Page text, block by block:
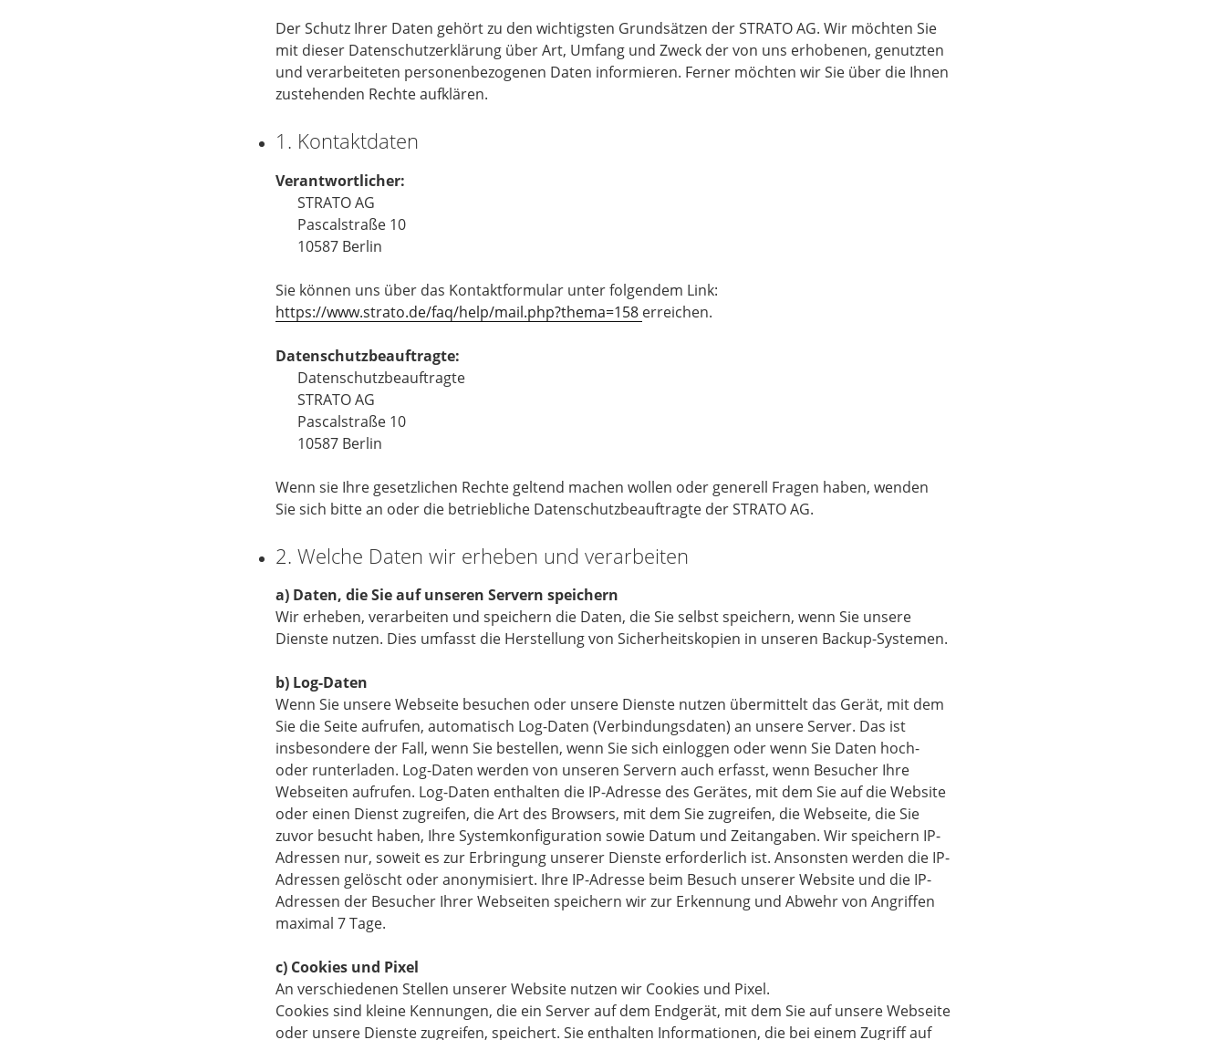
Der Schutz Ihrer Daten gehört zu den wichtigsten Grundsätzen der STRATO AG. Wir möchten Sie
mit dieser Datenschutzerklärung über Art, Umfang und Zweck der von uns erhobenen, genutzten
und verarbeiteten personenbezogenen Daten informieren. Ferner möchten wir Sie über die Ihnen
zustehenden Rechte aufklären.
1. Kontaktdaten
Verantwortlicher:
STRATO AG
Pascalstraße 10
10587 Berlin
Sie können uns über das Kontaktformular unter folgendem Link:
https://www.strato.de/faq/help/mail.php?thema=158 erreichen.
Datenschutzbeauftragte:
Datenschutzbeauftragte
STRATO AG
Pascalstraße 10
10587 Berlin
Wenn sie Ihre gesetzlichen Rechte geltend machen wollen oder generell Fragen haben, wenden
Sie sich bitte an oder die betriebliche Datenschutzbeauftragte der STRATO AG.
2. Welche Daten wir erheben und verarbeiten
a) Daten, die Sie auf unseren Servern speichern
Wir erheben, verarbeiten und speichern die Daten, die Sie selbst speichern, wenn Sie unsere
Dienste nutzen. Dies umfasst die Herstellung von Sicherheitskopien in unseren Backup-Systemen.
b) Log-Daten
Wenn Sie unsere Webseite besuchen oder unsere Dienste nutzen übermittelt das Gerät, mit dem
Sie die Seite aufrufen, automatisch Log-Daten (Verbindungsdaten) an unsere Server. Das ist
insbesondere der Fall, wenn Sie bestellen, wenn Sie sich einloggen oder wenn Sie Daten hoch-
oder runterladen. Log-Daten werden von unseren Servern auch erfasst, wenn Besucher Ihre
Webseiten aufrufen. Log-Daten enthalten die IP-Adresse des Gerätes, mit dem Sie auf die Website
oder einen Dienst zugreifen, die Art des Browsers, mit dem Sie zugreifen, die Webseite, die Sie
zuvor besucht haben, Ihre Systemkonfiguration sowie Datum und Zeitangaben. Wir speichern IP-
Adressen nur, soweit es zur Erbringung unserer Dienste erforderlich ist. Ansonsten werden die IP-
Adressen gelöscht oder anonymisiert. Ihre IP-Adresse beim Besuch unserer Website und die IP-
Adressen der Besucher Ihrer Webseiten speichern wir zur Erkennung und Abwehr von Angriffen
maximal 7 Tage.
c) Cookies und Pixel
An verschiedenen Stellen unserer Website nutzen wir Cookies und Pixel.
Cookies sind kleine Kennungen, die ein Server auf dem Endgerät, mit dem Sie auf unsere Webseite
oder unsere Dienste zugreifen, speichert. Sie enthalten Informationen, die bei einem Zugriff auf